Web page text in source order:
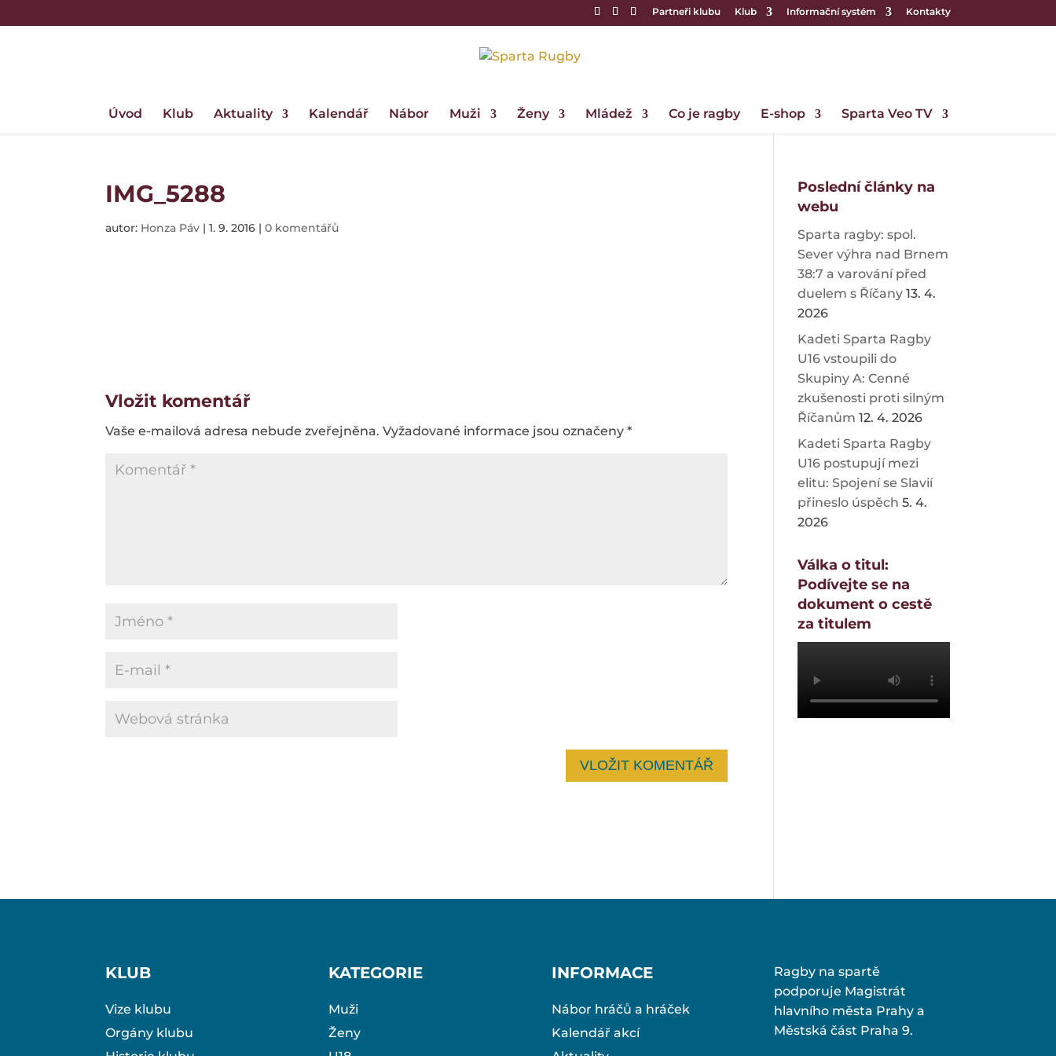
Partneři klubu Klub Informační systém Kontakty
Úvod Klub Aktuality Kalendář Nábor Muži Ženy Mládež Co je ragby E-shop Sparta Veo TV
IMG_5288
autor: Honza Páv |1. 9. 2016 |0 komentářů
Vložit komentář
Vaše e-mailová adresa nebude zveřejněna. Vyžadované informace jsou označeny*
Poslední články na
webu
Sparta ragby: spol.
Sever výhra nad Brnem
38:7 a varování před
duelem s Říčany 13. 4.
2026
Kadeti Sparta Ragby
U16 vstoupili do
Skupiny A: Cenné
zkušenosti proti silným
Říčanům 12. 4. 2026
Kadeti Sparta Ragby
U16 postupují mezi
elitu: Spojení se Slavií
přineslo úspěch 5. 4.
2026
Válka o titul:
Podívejte se na
dokument o cestě
za titulem
KLUB
Vize klubu
Orgány klubu
KATEGORIE
Muži
Ženy
INFORMACE
Nábor hráčů a hráček
Kalendář akcí
Ragby na spartě
podporuje Magistrát
hlavního města Prahy a
Městská část Praha 9.